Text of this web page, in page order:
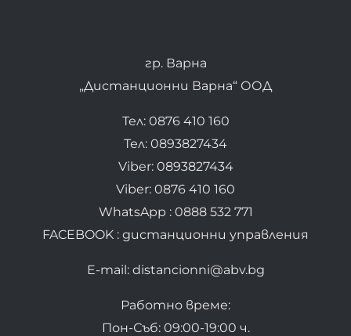
гр. Варна
„Дистанционни Варна“ ООД
Тел: 0876 410 160
Тел: 0893827434
Viber: 0893827434
Viber: 0876 410 160
WhatsApp : 0888 532 771
FACEBOOK : дистанционни управления
E-mail: distancionni@abv.bg
Работно време:
Пон-Съб: 09:00-19:00 ч.